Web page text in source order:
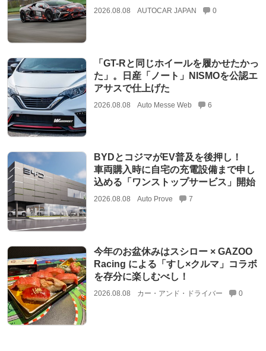
2026.08.08 AUTOCAR JAPAN 0
「GT-Rと同じホイールを履かせたかっ
た」。日産「ノート」NISMOを公認エ
アサスで仕上げた
2026.08.08 Auto Messe Web 6
BYDとコジマがEV普及を後押し！
車両購入時に自宅の充電設備まで申し
込める「ワンストップサービス」開始
2026.08.08 Auto Prove 7
今年のお盆休みはスシロー × GAZOO
Racing による「すし×クルマ」コラボ
を存分に楽しむべし！
2026.08.08 カー・アンド・ドライバー 0